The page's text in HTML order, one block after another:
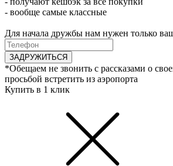
- вообще самые классные
Для начала дружбы нам нужен только
ЗАДРУЖИТЬСЯ
*Обещаем не звонить с рассказами о
просьбой встретить из аэропорта
Купить в 1 клик